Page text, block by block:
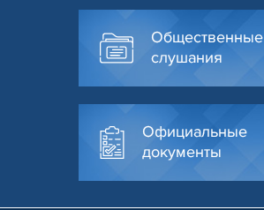
Общественные
слушания
Официальные
документы